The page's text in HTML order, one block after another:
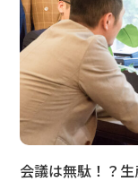
会議は無駄！？